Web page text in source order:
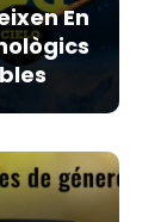
En